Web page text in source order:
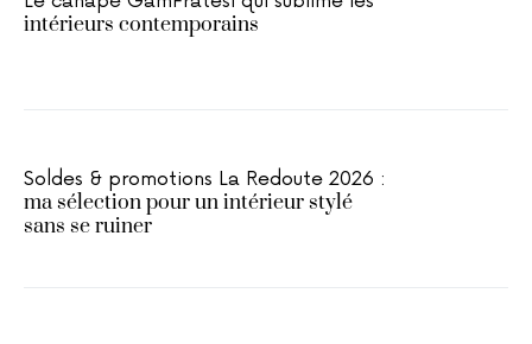
intérieurs contemporains
Soldes & promotions La Redoute 2026 :
ma sélection pour un intérieur stylé
sans se ruiner